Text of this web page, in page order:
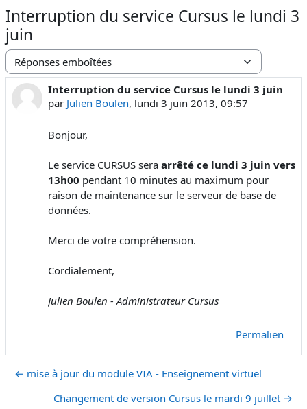
Interruption du service Cursus le lundi 3
juin
Type d’affichage
Interruption du service Cursus le lundi 3 juin
par Julien Boulen, lundi 3 juin 2013, 09:57
Nombre de réponses : 0
Bonjour,
Le service CURSUS sera arrêté ce lundi 3 juin vers
13h00 pendant 10 minutes au maximum pour
raison de maintenance sur le serveur de base de
données.
Merci de votre compréhension.
Cordialement,
Julien Boulen - Administrateur Cursus
Permalien
← mise à jour du module VIA - Enseignement virtuel
Changement de version Cursus le mardi 9 juillet →